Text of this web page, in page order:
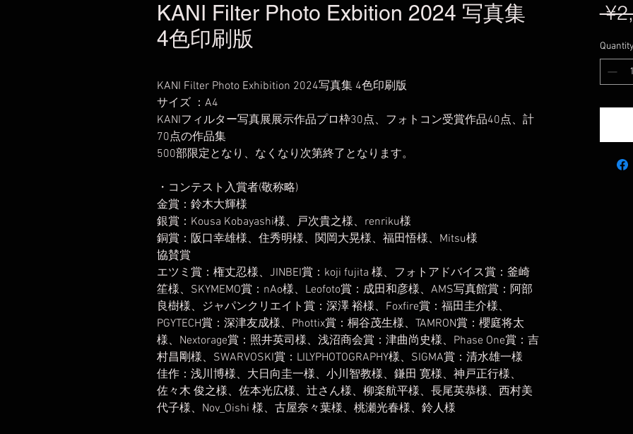
KANI Filter Photo Exbition 2024 写真集
4色印刷版
KANI Filter Photo Exhibition 2024写真集 4色印刷版
サイズ ：A4
KANIフィルター写真展展示作品プロ枠30点、フォトコン受賞作品40点、計
70点の作品集
500部限定となり、なくなり次第終了となります。
・コンテスト入賞者(敬称略)
金賞：鈴木大輝様
銀賞：Kousa Kobayashi様、戸次貴之様、renriku様
銅賞：阪口幸雄様、住秀明様、関岡大晃様、福田悟様、Mitsu様
協賛賞
エツミ賞：権丈忍様、JINBEI賞：koji fujita 様、フォトアドバイス賞：釜崎
笙様、SKYMEMO賞：nAo様、Leofoto賞：成田和彦様、AMS写真館賞：阿部
良樹様、ジャパンクリエイト賞：深澤 裕様、Foxfire賞：福田圭介様、
PGYTECH賞：深津友成様、Phottix賞：桐谷茂生様、TAMRON賞：櫻庭将太
様、Nextorage賞：照井英司様、浅沼商会賞：津曲尚史様、Phase One賞：吉
村昌剛様、SWARVOSKI賞：LILYPHOTOGRAPHY様、SIGMA賞：清水雄一様
佳作：浅川博様、大日向圭一様、小川智教様、鎌田 寛様、神戸正行様、
佐々木 俊之様、佐本光広様、辻さん様、柳楽航平様、長尾英恭様、西村美
代子様、Nov_Oishi 様、古屋奈々葉様、桃瀬光春様、鈴人様
Quantity